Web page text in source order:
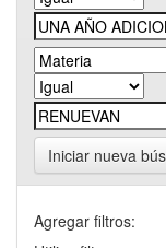
Iniciar nueva
Agregar filtros: